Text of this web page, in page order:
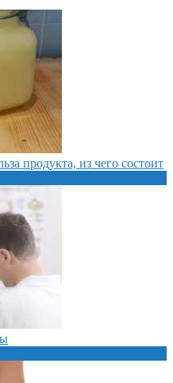
продукта, из чего состоит